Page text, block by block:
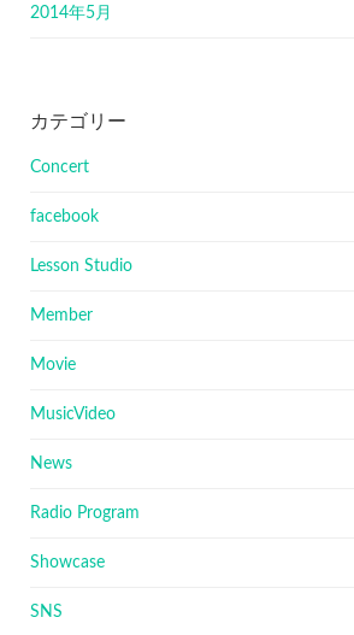
2014年5月
カテゴリー
Concert
facebook
Lesson Studio
Member
Movie
MusicVideo
News
Radio Program
Showcase
SNS